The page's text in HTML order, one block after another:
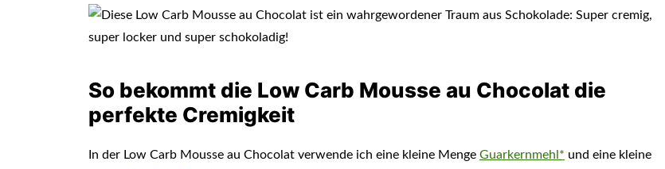
So bekommt die Low Carb Mousse au Chocolat die
perfekte Cremigkeit
In der Low Carb Mousse au Chocolat verwende ich eine kleine Menge Guarkernmehl* und eine kleine